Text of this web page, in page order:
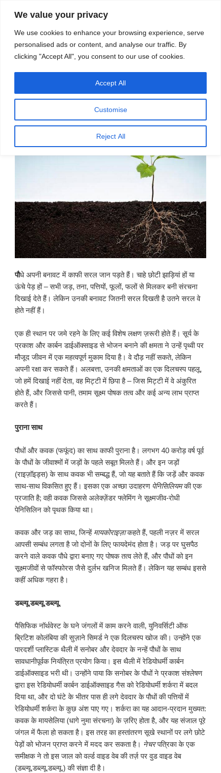
We value your privacy
We use cookies to enhance your browsing experience, serve
personalised ads or content, and analyse our traffic. By
clicking "Accept All", you consent to our use of cookies.
Customise
Reject All
Accept All
स्रोत
मेनू
प्रकाशित
सूक्ष्मजीव नई हरित क्रांति ला सकते हैं – डॉ.
डी. बालसुब्रमण्यन, सुशील चंदानी
पौधे अपनी बनावट में काफी सरल जान पड़ते हैं। चाहे छोटी झाड़ियां हों या
ऊंचे पेड़ हों – सभी जड़, तना, पत्तियों, फूलों, फलों से मिलकर बनी संरचना
दिखाई देते हैं। लेकिन उनकी बनावट जितनी सरल दिखती है उतने सरल वे
होते नहीं हैं।
एक ही स्थान पर जमे रहने के लिए कई विशेष लक्षण ज़रूरी होते हैं। सूर्य के
प्रकाश और कार्बन डाईऑक्साइड से भोजन बनाने की क्षमता ने उन्हें पृथ्वी पर
मौजूद जीवन में एक महत्वपूर्ण मुकाम दिया है। वे दौड़ नहीं सकते, लेकिन
अपनी रक्षा कर सकते हैं। अलबत्ता, उनकी क्षमताओं का एक दिलचस्प पहलू,
जो हमें दिखाई नहीं देता, वह मिट्टी में छिपा है – जिस मिट्टी में वे अंकुरित
होते हैं, और जिससे पानी, तमाम सूक्ष्म पोषक तत्व और कई अन्य लाभ प्राप्त
करते हैं।
पुराना साथ
पौधों और कवक (फफूंद) का साथ काफी पुराना है। लगभग 40 करोड़ वर्ष पूर्व
के पौधों के जीवाश्मों में जड़ों के पहले सबूत मिलते हैं। और इन जड़ों
(राइज़ॉइड्स) के साथ कवक भी सम्बद्ध हैं, जो यह बताते हैं कि जड़ें और कवक
साथ-साथ विकसित हुए हैं। इसका एक अच्छा उदाहरण पेनिसिलियमकी एक
प्रजाति है; वही कवक जिससे अलेक्ज़ेंडर फ्लेमिंग ने सूक्ष्मजीव-रोधी
पेनिसिलिन को पृथक किया था।
कवक और जड़ का साथ, जिन्हें मायकोराइज़ाकहते हैं, पहली नज़र में सरल
आपसी सम्बंध लगता है जो दोनों के लिए फायदेमंद होता है। जड़ पर घुसपैठ
करने वाले कवक पौधे द्वारा बनाए गए पोषक तत्व लेते हैं, और पौधों को इन
सूक्ष्मजीवों से फॉस्फोरस जैसे दुर्लभ खनिज मिलते हैं। लेकिन यह सम्बंध इससे
कहीं अधिक गहरा है।
डब्ल्यू.डब्ल्यू.डब्ल्यू.
पैसिफिक नॉर्थवेस्ट के घने जंगलों में काम करने वाली, युनिवर्सिटी ऑफ
ब्रिटिश कोलंबिया की सुज़ाने सिमर्ड ने एक दिलचस्प खोज की। उन्होंने एक
पारदर्शी प्लास्टिक थैली में सनोबर और देवदार के नन्हें पौधों के साथ
सावधानीपूर्वक नियंत्रित प्रयोग किया। इस थैली में रेडियोधर्मी कार्बन
डाईऑक्साइड भरी थी। उन्होंने पाया कि सनोबर के पौधों ने प्रकाश संश्लेषण
द्वारा इस रेडियोधर्मी कार्बन डाईऑक्साइड गैस को रेडियोधर्मी शर्करा में बदल
दिया था, और दो घंटे के भीतर पास ही लगे देवदार के पौधों की पत्तियों में
रेडियोधर्मी शर्करा के कुछ अंश पाए गए। शर्करा का यह आदान-प्रदान मुख्यत:
कवक के मायसेलिया (धागे नुमा संरचना) के ज़रिए होता है, और यह संजाल पूरे
जंगल में फैला हो सकता है। इस तरह का हस्तांतरण सूखे स्थानों पर लगे छोटे
पेड़ों को भोजन प्राप्त करने में मदद कर सकता है। नेचरपत्रिका के एक
समीक्षक ने तो इस जाल को वर्ल्ड वाइड वेब की तर्ज़ पर वुड वाइड वेब
(डब्ल्यू.डब्ल्यू.डब्ल्यू.) की संज्ञा दी है।